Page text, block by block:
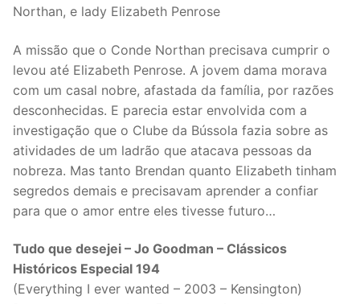
Northan, e lady Elizabeth Penrose
A missão que o Conde Northan precisava cumprir o
levou até Elizabeth Penrose. A jovem dama morava
com um casal nobre, afastada da família, por razões
desconhecidas. E parecia estar envolvida com a
investigação que o Clube da Bússola fazia sobre as
atividades de um ladrão que atacava pessoas da
nobreza. Mas tanto Brendan quanto Elizabeth tinham
segredos demais e precisavam aprender a confiar
para que o amor entre eles tivesse futuro…
Tudo que desejei – Jo Goodman – Clássicos
Históricos Especial 194
(Everything I ever wanted – 2003 – Kensington)